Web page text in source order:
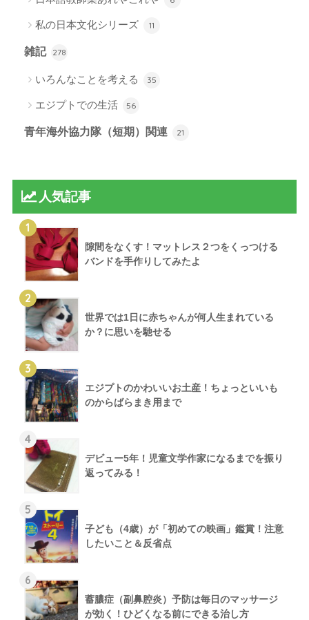
私の日本文化シリーズ 11
雑記 278
いろんなことを考える 35
エジプトでの生活 56
青年海外協力隊（短期）関連 21
人気記事
1
隙間をなくす！マットレス２つをくっつける
バンドを手作りしてみたよ
2
世界では1日に赤ちゃんが何人生まれている
か？に思いを馳せる
3
エジプトのかわいいお土産！ちょっといいも
のからばらまき用まで
4
デビュー5年！児童文学作家になるまでを振り
返ってみる！
5
子ども（4歳）が「初めての映画」鑑賞！注意
したいこと＆反省点
6
蓄膿症（副鼻腔炎）予防は毎日のマッサージ
が効く！ひどくなる前にできる治し方